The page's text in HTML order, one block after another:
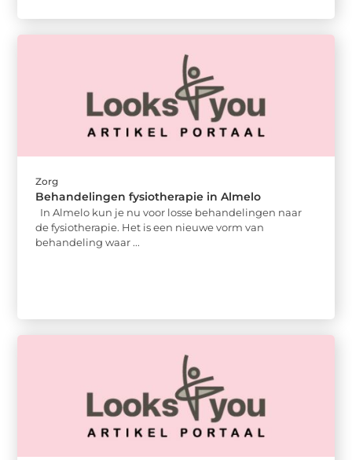
Zorg
Behandelingen fysiotherapie in Almelo
In Almelo kun je nu voor losse behandelingen naar
de fysiotherapie. Het is een nieuwe vorm van
behandeling waar ...